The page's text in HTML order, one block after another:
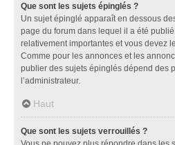
Que sont les sujets épinglés ?
Un sujet épinglé apparaît en dessous
page du forum dans lequel il a été
relativement importantes et vous devez
Comme pour les annonces et les
publier des sujets épinglés dépend des
l’administrateur.
Haut
Que sont les sujets verrouillés ?